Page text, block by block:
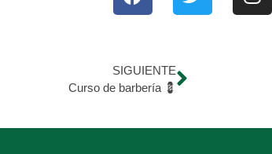
SIGUIENTE
Curso de barbería 💈